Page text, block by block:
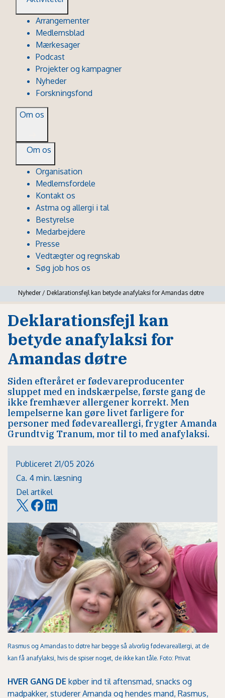
Arrangementer
Medlemsblad
Mærkesager
Podcast
Projekter og kampagner
Nyheder
Forskningsfond
Om os
Om os
Organisation
Medlemsfordele
Kontakt os
Astma og allergi i tal
Bestyrelse
Medarbejdere
Presse
Vedtægter og regnskab
Søg job hos os
Nyheder / Deklarationsfejl kan betyde anafylaksi for Amandas døtre
Deklarationsfejl kan
betyde anafylaksi for
Amandas døtre
Siden efteråret er fødevareproducenter
sluppet med en indskærpelse, første gang de
ikke fremhæver allergener korrekt. Men
lempelserne kan gøre livet farligere for
personer med fødevareallergi, frygter Amanda
Grundtvig Tranum, mor til to med anafylaksi.
Publiceret 21/05 2026
Ca. 4 min. læsning
Del artikel
Rasmus og Amandas to døtre har begge så alvorlig fødevareallergi, at de
kan få anafylaksi, hvis de spiser noget, de ikke kan tåle. Foto: Privat
HVER GANG DE køber ind til aftensmad, snacks og
madpakker, studerer Amanda og hendes mand, Rasmus,